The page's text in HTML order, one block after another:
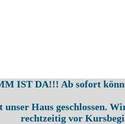
IST DA!!! Ab sofort
Haus geschlossen.
rechtzeitig vor